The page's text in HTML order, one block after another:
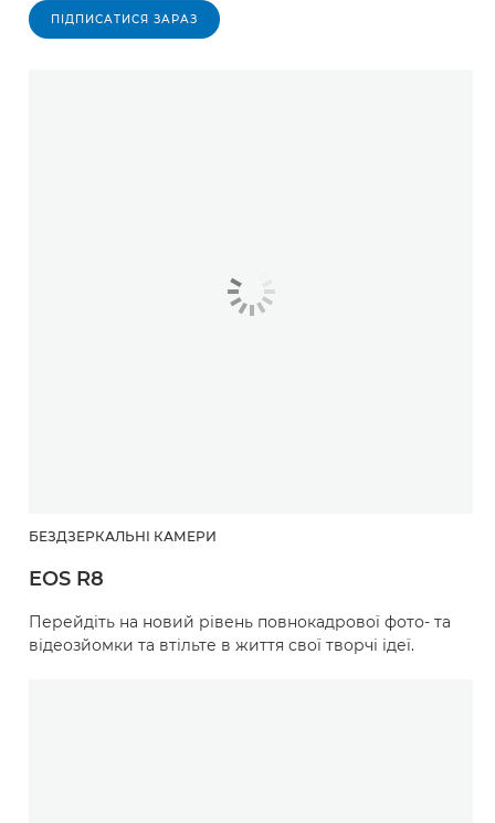
ПІДПИСАТИСЯ ЗАРАЗ
БЕЗДЗЕРКАЛЬНІ КАМЕРИ
EOS R8
Перейдіть на новий рівень повнокадрової фото- та
відеозйомки та втільте в життя свої творчі ідеї.